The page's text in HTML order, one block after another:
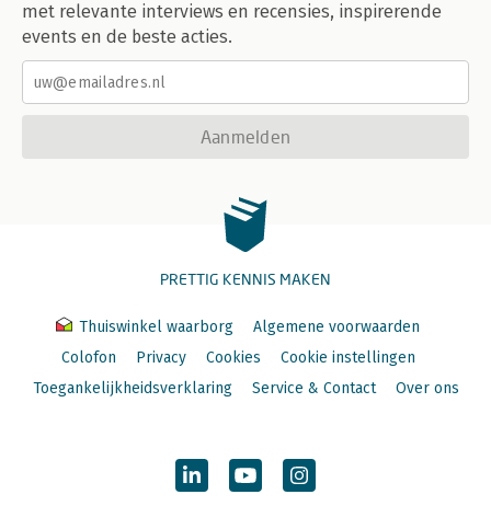
met relevante interviews en recensies, inspirerende
events en de beste acties.
Aanmelden
PRETTIG KENNIS MAKEN
Thuiswinkel waarborg
Algemene voorwaarden
Colofon
Privacy Cookies
Cookie instellingen
Toegankelijkheidsverklaring
Service & Contact Over ons